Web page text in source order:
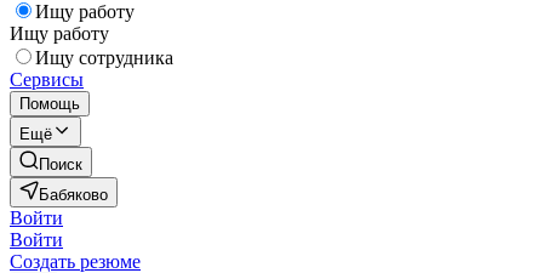
Ищу работу
Ищу работу
Ищу сотрудника
Сервисы
Помощь
Ещё
Поиск
Бабяково
Войти
Войти
Создать резюме